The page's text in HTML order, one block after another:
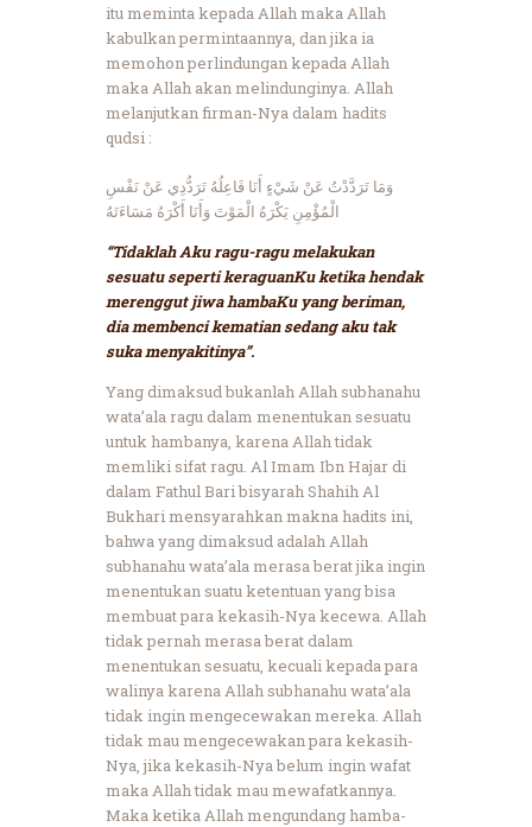
itu meminta kepada Allah maka Allah
kabulkan permintaannya, dan jika ia
memohon perlindungan kepada Allah
maka Allah akan melindunginya. Allah
melanjutkan firman-Nya dalam hadits
qudsi :
وَمَا تَرَدَّدْتُ عَنْ شَيْءٍ أَنَا فَاعِلُهُ تَرَدُّدِي عَنْ نَفْسِ
الْمُؤْمِنِ يَكْرَهُ الْمَوْتَ وَأَنَا أَكْرَهُ مَسَاءَتَهُ
“Tidaklah Aku ragu-ragu melakukan
sesuatu seperti keraguanKu ketika hendak
merenggut jiwa hambaKu yang beriman,
dia membenci kematian sedang aku tak
suka menyakitinya”.
Yang dimaksud bukanlah Allah subhanahu
wata’ala ragu dalam menentukan sesuatu
untuk hambanya, karena Allah tidak
memliki sifat ragu. Al Imam Ibn Hajar di
dalam Fathul Bari bisyarah Shahih Al
Bukhari mensyarahkan makna hadits ini,
bahwa yang dimaksud adalah Allah
subhanahu wata’ala merasa berat jika ingin
menentukan suatu ketentuan yang bisa
membuat para kekasih-Nya kecewa. Allah
tidak pernah merasa berat dalam
menentukan sesuatu, kecuali kepada para
walinya karena Allah subhanahu wata’ala
tidak ingin mengecewakan mereka. Allah
tidak mau mengecewakan para kekasih-
Nya, jika kekasih-Nya belum ingin wafat
maka Allah tidak mau mewafatkannya.
Maka ketika Allah mengundang hamba-